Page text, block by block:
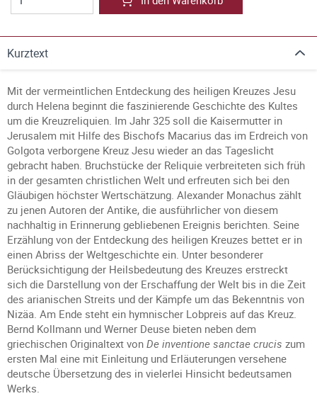
Kurztext
Mit der vermeintlichen Entdeckung des heiligen Kreuzes Jesu
durch Helena beginnt die faszinierende Geschichte des Kultes
um die Kreuzreliquien. Im Jahr 325 soll die Kaisermutter in
Jerusalem mit Hilfe des Bischofs Macarius das im Erdreich von
Golgota verborgene Kreuz Jesu wieder an das Tageslicht
gebracht haben. Bruchstücke der Reliquie verbreiteten sich früh
in der gesamten christlichen Welt und erfreuten sich bei den
Gläubigen höchster Wertschätzung. Alexander Monachus zählt
zu jenen Autoren der Antike, die ausführlicher von diesem
nachhaltig in Erinnerung gebliebenen Ereignis berichten. Seine
Erzählung von der Entdeckung des heiligen Kreuzes bettet er in
einen Abriss der Weltgeschichte ein. Unter besonderer
Berücksichtigung der Heilsbedeutung des Kreuzes erstreckt
sich die Darstellung von der Erschaffung der Welt bis in die Zeit
des arianischen Streits und der Kämpfe um das Bekenntnis von
Nizäa. Am Ende steht ein hymnischer Lobpreis auf das Kreuz.
Bernd Kollmann und Werner Deuse bieten neben dem
griechischen Originaltext von De inventione sanctae crucis zum
ersten Mal eine mit Einleitung und Erläuterungen versehene
deutsche Übersetzung des in vielerlei Hinsicht bedeutsamen
Werks.